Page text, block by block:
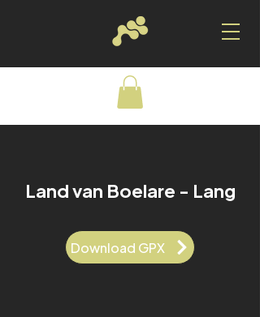
Land van Boelare - Lang
Download GPX